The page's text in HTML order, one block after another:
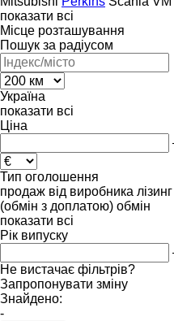
показати всі
Місце розташування
Пошук за радіусом
Україна
показати всі
Ціна
Тип оголошення
продаж від виробника лізинг
(обмін з доплатою) обмін
показати всі
Рік випуску
Не вистачає фільтрів?
Запропонувати зміну
Знайдено:
-